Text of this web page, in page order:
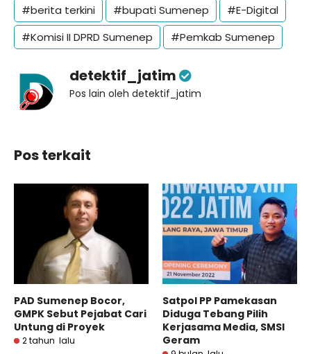
#berita terkini
#bupati Sumenep
#E-Digital
#Komisi II DPRD Sumenep
#Pemkab Sumenep
detektif_jatim
Pos lain oleh detektif_jatim
Pos terkait
PAD Sumenep Bocor,
GMPK Sebut Pejabat Cari
Untung di Proyek
2 tahun lalu
Satpol PP Pamekasan
Diduga Tebang Pilih
Kerjasama Media, SMSI
Geram